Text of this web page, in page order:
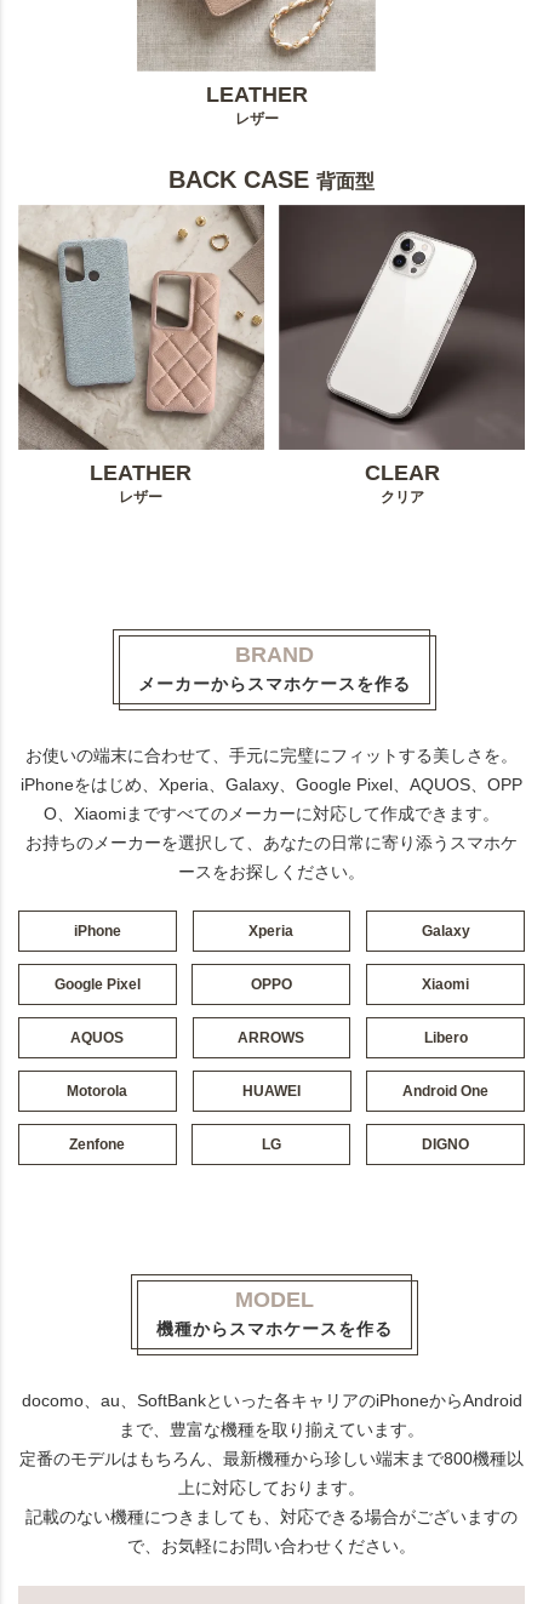
LEATHER
レザー
BACK CASE 背面型
LEATHER
レザー
CLEAR
クリア
BRAND
メーカーからスマホケースを作る
お使いの端末に合わせて、手元に完璧にフィットする美しさを。
iPhoneをはじめ、Xperia、Galaxy、Google Pixel、AQUOS、OPP
O、Xiaomiまですべてのメーカーに対応して作成できます。
お持ちのメーカーを選択して、あなたの日常に寄り添うスマホケ
ースをお探しください。
iPhone Xperia Galaxy
Google Pixel OPPO Xiaomi
AQUOS ARROWS Libero
Motorola HUAWEI Android One
Zenfone LG DIGNO
MODEL
機種からスマホケースを作る
docomo、au、SoftBankといった各キャリアのiPhoneからAndroid
まで、豊富な機種を取り揃えています。
定番のモデルはもちろん、最新機種から珍しい端末まで800機種以
上に対応しております。
記載のない機種につきましても、対応できる場合がございますの
で、お気軽にお問い合わせください。